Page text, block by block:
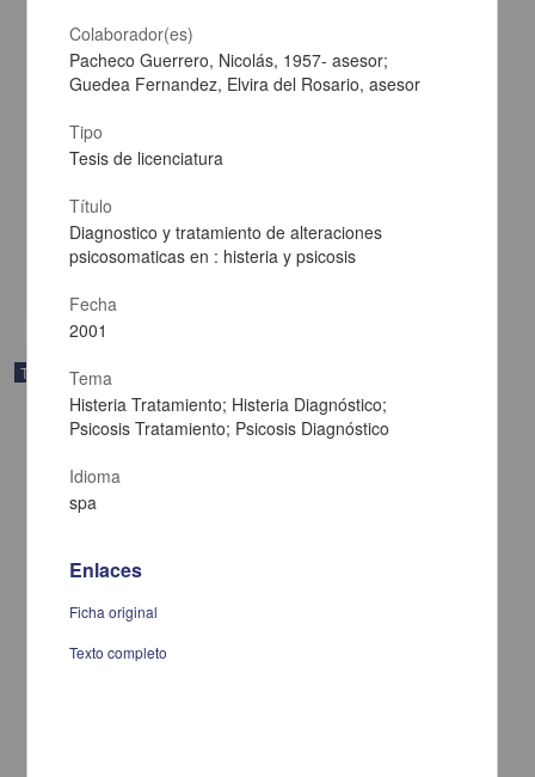
Necesidades educativas especiales y violencia en la familia
Ramirez Vargas, Viviana
Ciencias Sociales y Económicas
Trabajo de grado
Colaborador(es)
Pacheco Guerrero, Nicolás, 1957- asesor;
Guedea Fernandez, Elvira del Rosario, asesor
Tipo
Tesis de licenciatura
Título
Diagnostico y tratamiento de alteraciones
psicosomaticas en : histeria y psicosis
Fecha
2001
Tema
Histeria Tratamiento; Histeria Diagnóstico;
Psicosis Tratamiento; Psicosis Diagnóstico
Idioma
spa
Enlaces
Ficha original
Texto completo